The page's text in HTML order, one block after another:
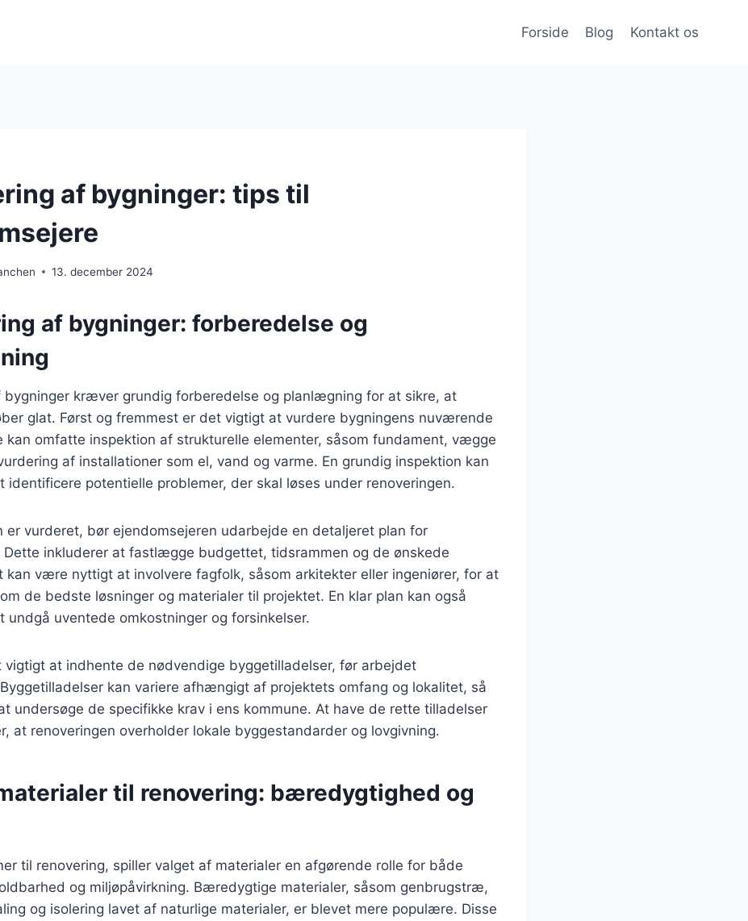
Forside Blog Kontakt os
af bygninger: tips til
13. december 2024
af bygninger: forberedelse og
bygninger kræver grundig forberedelse og planlægning for at sikre, at
glat. Først og fremmest er det vigtigt at vurdere bygningens nuværende
kan omfatte inspektion af strukturelle elementer, såsom fundament, vægge
af installationer som el, vand og varme. En grundig inspektion kan
identificere potentielle problemer, der skal løses under renoveringen.
er vurderet, bør ejendomsejeren udarbejde en detaljeret plan for
Dette inkluderer at fastlægge budgettet, tidsrammen og de ønskede
kan være nyttigt at involvere fagfolk, såsom arkitekter eller ingeniører, for at
de bedste løsninger og materialer til projektet. En klar plan kan også
undgå uventede omkostninger og forsinkelser.
vigtigt at indhente de nødvendige byggetilladelser, før arbejdet
kan variere afhængigt af projektets omfang og lokalitet, så
undersøge de specifikke krav i ens kommune. At have de rette tilladelser
at renoveringen overholder lokale byggestandarder og lovgivning.
til renovering: bæredygtighed og
til renovering, spiller valget af materialer en afgørende rolle for både
og miljøpåvirkning. Bæredygtige materialer, såsom genbrugstræ,
og isolering lavet af naturlige materialer, er blevet mere populære. Disse